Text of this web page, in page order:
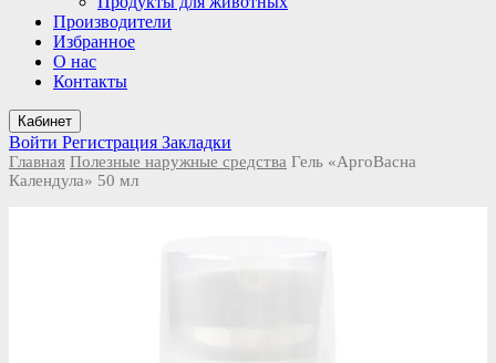
Производители
Избранное
О нас
Контакты
Кабинет
Войти Регистрация Закладки
Главная Полезные наружные средства Гель «АргоВасна
Календула» 50 мл